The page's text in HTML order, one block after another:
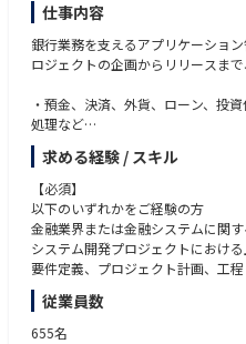
仕事内容
銀行業務を支えるアプリケーショ
ロジェクトの企画からリリースま
・預金、決済、外貨、ローン、投
処理など
・銀行業務領域に関わる各種ITプロ
・上流工程（プロジェクト計画、
キテクチャ検討 等）
※業務領域は幅広く、ご経験やご志
自ら実装を担当することを前提と
発ベンダーの間に立ち、プロジェク
プロジェクトリーダーまたはプロ
待します。
求める経験 / スキル
【必須】
以下のいずれかをご経験の方
金融業界または金融システムに関
システム開発プロジェクトにおけ
要件定義、プロジェクト計画、工
プロジェクトリーダー、プロジェク
者をリードした経験
業務部門や外部ベンダー等、複数
従業員数
655名